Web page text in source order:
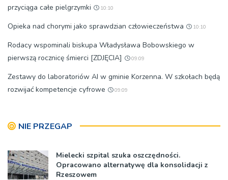
przyciąga całe pielgrzymki
10:10
Opieka nad chorymi jako sprawdzian człowieczeństwa 10:10
Rodacy wspominali biskupa Władysława Bobowskiego w
pierwszą rocznicę śmierci [ZDJĘCIA]
09:09
Zestawy do laboratoriów AI w gminie Korzenna. W szkołach będą
rozwijać kompetencje cyfrowe
09:09
NIE PRZEGAP
Mielecki szpital szuka oszczędności.
Opracowano alternatywę dla konsolidacji z
Rzeszowem